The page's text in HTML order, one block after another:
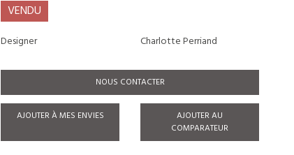
VENDU
Designer Charlotte Perriand
NOUS CONTACTER
AJOUTER À MES ENVIES
AJOUTER AU
COMPARATEUR